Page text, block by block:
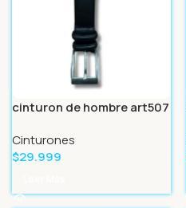
cinturon de hombre art507
Cinturones
$29.999